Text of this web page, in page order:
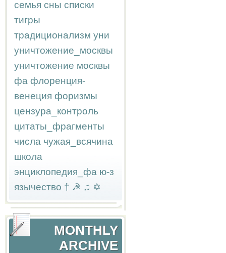
семья сны списки
тигры
традиционализм уни
уничтожение_москвы
уничтожение москвы
фа флоренция-
венеция форизмы
цензура_контроль
цитаты_фрагменты
числа чужая_всячина
школа
энциклопедия_фа ю-з
язычество † ☭ ♫ ✡
MONTHLY
ARCHIVE